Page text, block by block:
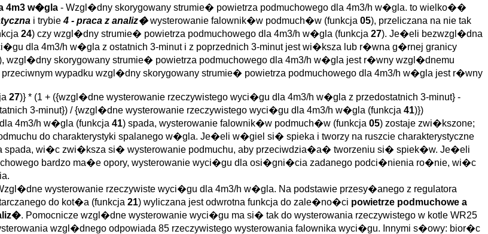
4m3 w�gla - Wzgl�dny skorygowany strumie� powietrza podmuchowego dla 4m3/h w�gla. to wielko��
i trybie4 - praca z analiz�wysterowanie falownik�w podmuch�w (funkcja 05), przeliczana na nie tak
24) czy wzgl�dny strumie� powietrza podmuchowego dla 4m3/h w�gla (funkcja 27). Je�eli bezwzgl�dna
dla 4m3/h w�gla z ostatnich 3-minut i z poprzednich 3-minut jest wi�ksza lub r�wna g�rnej granicy
wzgl�dny skorygowany strumie� powietrza podmuchowego dla 4m3/h w�gla jest r�wny wzgl�dnemu
przeciwnym wypadku wzgl�dny skorygowany strumie� powietrza podmuchowego dla 4m3/h w�gla jest r�wny
27)} * (1 + ({wzgl�dne wysterowanie rzeczywistego wyci�gu dla 4m3/h w�gla z przedostatnich 3-minut} -
3-minut}) / {wzgl�dne wysterowanie rzeczywistego wyci�gu dla 4m3/h w�gla (funkcja 41)})
4m3/h w�gla (funkcja 41) spada, wysterowanie falownik�w podmuch�w (funkcja 05) zostaje zwi�kszone;
do charakterystyki spalanego w�gla. Je�eli w�giel si� spieka i tworzy na ruszcie charakterystyczne
wi�c zwi�ksza si� wysterowanie podmuchu, aby przeciwdzia�a� tworzeniu si� spiek�w. Je�eli
bardzo ma�e opory, wysterowanie wyci�gu dla osi�gni�cia zadanego podci�nienia ro�nie, wi�c
wysterowanie rzeczywiste wyci�gu dla 4m3/h w�gla. Na podstawie przesy�anego z regulatora
do kot�a (funkcja 21) wyliczana jest odwrotna funkcja do zale�no�ci powietrze podmuchowe a
. Pomocnicze wzgl�dne wysterowanie wyci�gu ma si� tak do wysterowania rzeczywistego w kotle WR25
wzgl�dnego odpowiada 85 rzeczywistego wysterowania falownika wyci�gu. Innymi s�owy: bior�c